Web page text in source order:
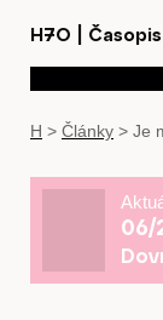
H7O
H > Články > Je
06/